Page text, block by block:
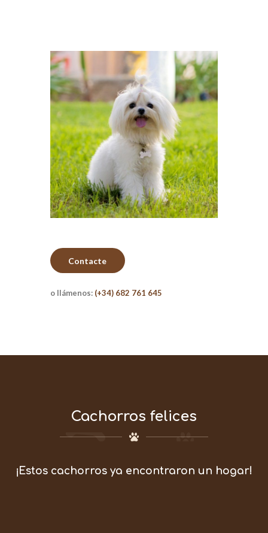
Contacte
o llámenos: (+34) 682 761 645
Cachorros felices
¡Estos cachorros ya encontraron un hogar!